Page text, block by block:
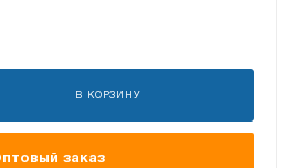
В КОРЗИНУ
заказ